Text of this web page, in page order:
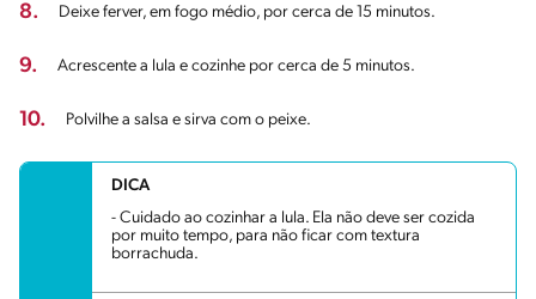
8. Deixe ferver, em fogo médio, por cerca de 15 minutos.
9. Acrescente a lula e cozinhe por cerca de 5 minutos.
10. Polvilhe a salsa e sirva com o peixe.
DICA
- Cuidado ao cozinhar a lula. Ela não deve ser cozida
por muito tempo, para não ficar com textura
borrachuda.